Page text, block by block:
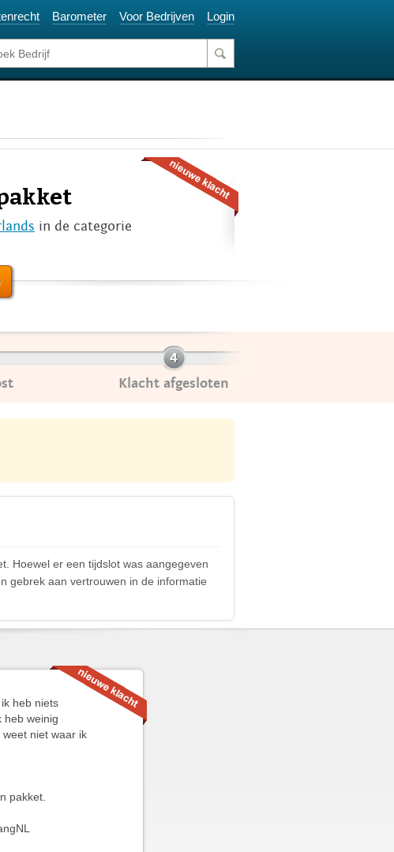
Barometer Voor Bedrijven Login
in de categorie
Klacht afgesloten
Hoewel er een tijdslot was aangegeven
gebrek aan vertrouwen in de informatie
heb niets
heb weinig
niet waar ik
pakket.